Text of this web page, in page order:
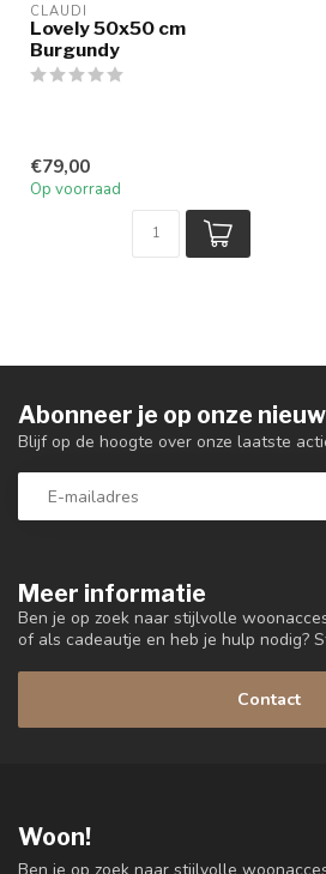
CLAUDI
Lovely 50x50 cm
Burgundy
€79,00
Op voorraad
Meer informatie
Ben je op zoek naar stijlvolle
of als cadeautje en heb je hulp nodig?
Contact
Abonneer je op onze
Blijf op de hoogte over onze laatste
Woon!